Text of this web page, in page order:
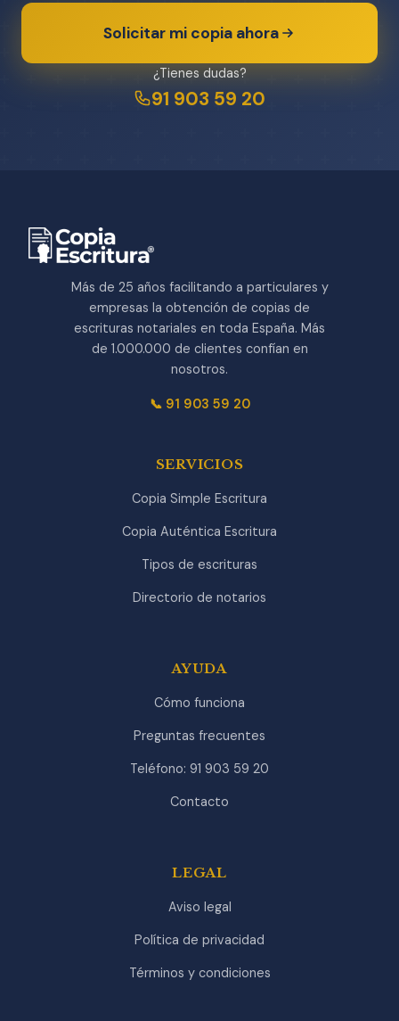
Solicitar mi copia ahora
¿Tienes dudas?
91 903 59 20
Más de 25 años facilitando a particulares y
empresas la obtención de copias de
escrituras notariales en toda España. Más
de 1.000.000 de clientes confían en
nosotros.
📞 91 903 59 20
SERVICIOS
Copia Simple Escritura
Copia Auténtica Escritura
Tipos de escrituras
Directorio de notarios
AYUDA
Cómo funciona
Preguntas frecuentes
Teléfono: 91 903 59 20
Contacto
LEGAL
Aviso legal
Política de privacidad
Términos y condiciones